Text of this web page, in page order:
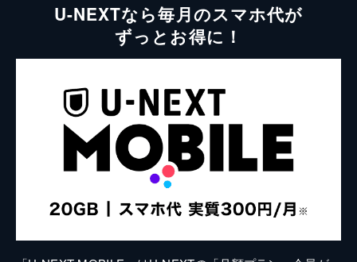
U-NEXTなら毎月のスマホ代が
ずっとお得に！